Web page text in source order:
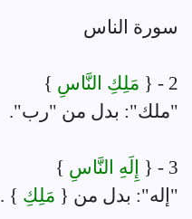
سورة الناس
2 - { مَلِكِ النَّاسِ }
"ملك": بدل من "رب".
3 - { إِلَهِ النَّاسِ }
"إله": بدل من { مَلِكِ } .